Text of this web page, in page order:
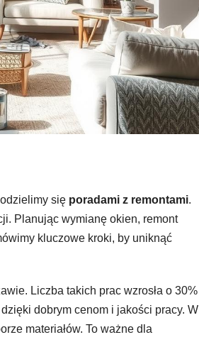
się poradami z remontami.
Planując wymianę okien, remont
kluczowe kroki, by uniknąć
Liczba takich prac wzrosła o 30%
dobrym cenom i jakości pracy. W
materiałów. To ważne dla